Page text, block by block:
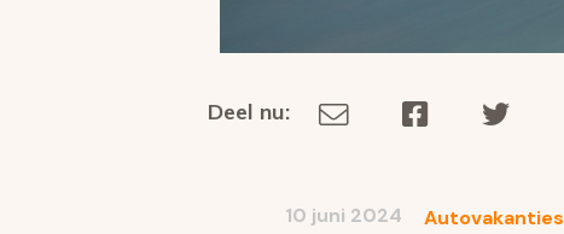
Deel
Deel nu:
mail
10 juni 2024 Autovakanties